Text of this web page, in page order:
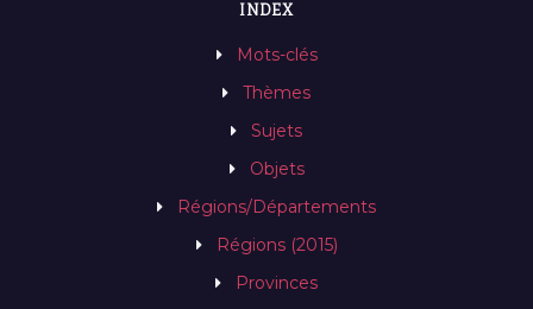
INDEX
Mots-clés
Thèmes
Sujets
Objets
Régions/Départements
Régions (2015)
Provinces